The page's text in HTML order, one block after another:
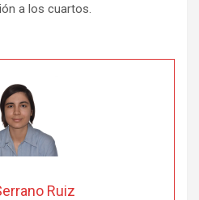
a los cuartos.
Ruiz